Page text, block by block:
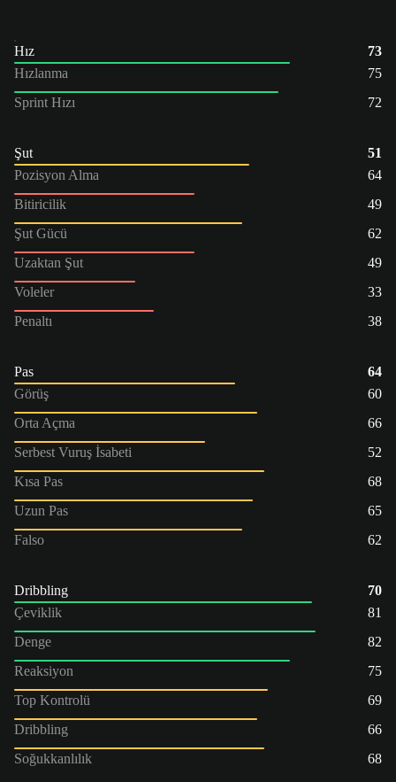
Hız
73
Hızlanma
75
Sprint Hızı
72
Şut
51
Pozisyon Alma
64
Bitiricilik
49
Şut Gücü
62
Uzaktan Şut
49
Voleler
33
Penaltı
38
Pas
64
Görüş
60
Orta Açma
66
Serbest Vuruş İsabeti
52
Kısa Pas
68
Uzun Pas
65
Falso
62
Dribbling
70
Çeviklik
81
Denge
82
Reaksiyon
75
Top Kontrolü
69
Dribbling
66
Soğukkanlılık
68